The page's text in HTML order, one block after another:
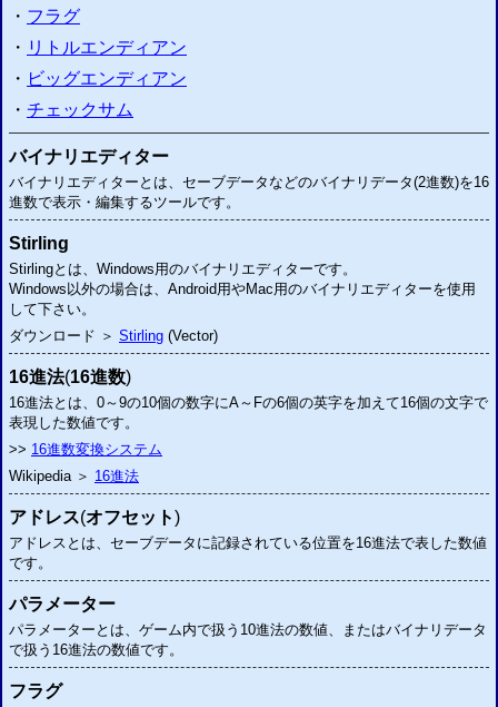
・ フラグ
・ リトルエンディアン
・ ビッグエンディアン
・ チェックサム
バイナリエディター
バイナリエディターとは、セーブデータなどのバイナリデータ(2進数)を16
進数で表示・編集するツールです。
Stirling
Stirlingとは、Windows用のバイナリエディターです。
Windows以外の場合は、Android用やMac用のバイナリエディターを使用
して下さい。
ダウンロード ＞ Stirling (Vector)
16進法(16進数)
16進法とは、0～9の10個の数字にA～Fの6個の英字を加えて16個の文字で
表現した数値です。
>> 16進数変換システム
Wikipedia ＞ 16進法
アドレス(オフセット)
アドレスとは、セーブデータに記録されている位置を16進法で表した数値
です。
パラメーター
パラメーターとは、ゲーム内で扱う10進法の数値、またはバイナリデータ
で扱う16進法の数値です。
フラグ